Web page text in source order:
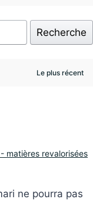
Recherche
ne pourra pas